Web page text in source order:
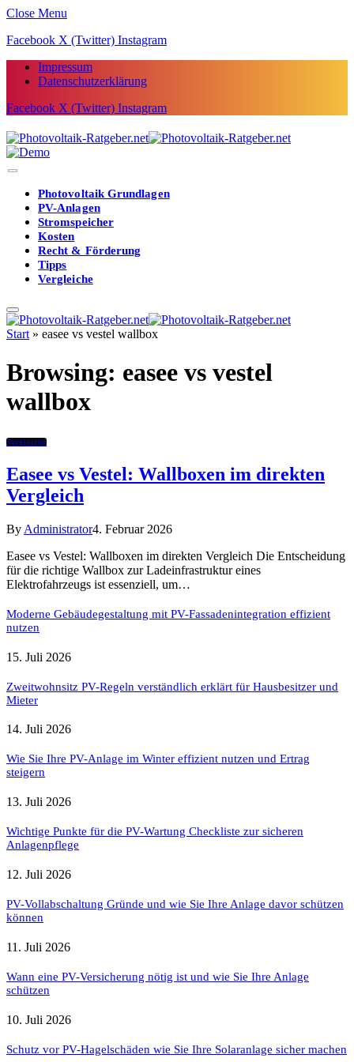
Close Menu
Facebook X (Twitter) Instagram
Impressum
Datenschutzerklärung
Facebook X (Twitter) Instagram
Photovoltaik Grundlagen
PV-Anlagen
Stromspeicher
Kosten
Recht & Förderung
Tipps
Vergleiche
Start » easee vs vestel wallbox
Browsing: easee vs vestel
wallbox
Vergleiche
Easee vs Vestel: Wallboxen im direkten
Vergleich
By Administrator4. Februar 2026
Easee vs Vestel: Wallboxen im direkten Vergleich Die Entscheidung
für die richtige Wallbox zur Ladeinfrastruktur eines
Elektrofahrzeugs ist essenziell, um…
Moderne Gebäudegestaltung mit PV-Fassadenintegration effizient
nutzen
15. Juli 2026
Zweitwohnsitz PV-Regeln verständlich erklärt für Hausbesitzer und
Mieter
14. Juli 2026
Wie Sie Ihre PV-Anlage im Winter effizient nutzen und Ertrag
steigern
13. Juli 2026
Wichtige Punkte für die PV-Wartung Checkliste zur sicheren
Anlagenpflege
12. Juli 2026
PV-Vollabschaltung Gründe und wie Sie Ihre Anlage davor schützen
können
11. Juli 2026
Wann eine PV-Versicherung nötig ist und wie Sie Ihre Anlage
schützen
10. Juli 2026
Schutz vor PV-Hagelschäden wie Sie Ihre Solaranlage sicher machen